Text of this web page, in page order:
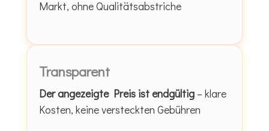
Markt, ohne Qualitätsabstriche
Transparent
Der angezeigte Preis ist endgültig – klare
Kosten, keine versteckten Gebühren